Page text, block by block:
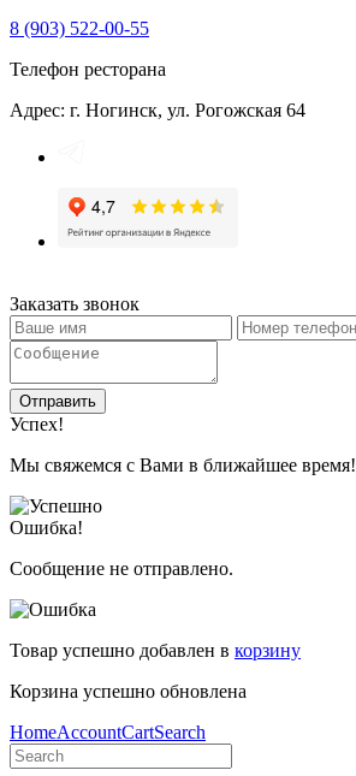
8 (903) 522-00-55
Телефон ресторана
Адрес: г. Ногинск, ул. Рогожская 64
Заказать звонок
Отправить
Успех!
Мы свяжемся с Вами в ближайшее время!
Ошибка!
Сообщение не отправлено.
Товар успешно добавлен в корзину
Корзина успешно обновлена
HomeAccountCartSearch